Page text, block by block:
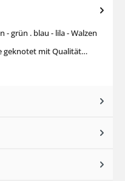
grün . blau - lila - Walzen
geknotet mit Qualität…